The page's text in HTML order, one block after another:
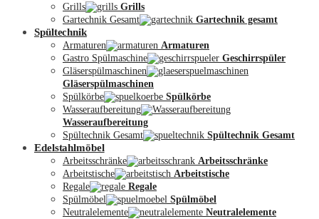
Kontakt
Grills
Grills
Gartechnik Gesamt
Gartechnik gesamt
Spültechnik
Armaturen
Armaturen
Gastro Spülmaschine
Geschirrspüler
Gläserspülmaschinen
Gläserspülmaschinen
Spülkörbe
Spülkörbe
Wasseraufbereitung
Wasseraufbereitung
Spültechnik Gesamt
Spültechnik Gesamt
Edelstahlmöbel
Arbeitsschränke
Arbeitsschränke
Arbeitstische
Arbeitstische
Regale
Regale
Spülmöbel
Spülmöbel
Neutralelemente
Neutralelemente